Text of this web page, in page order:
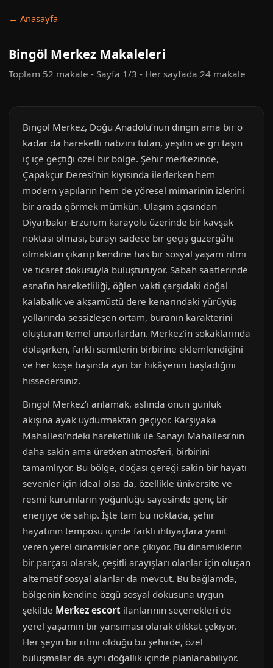
← Anasayfa
Bingöl Merkez Makaleleri
Toplam 52 makale - Sayfa 1/3 - Her sayfada 24 makale
Bingöl Merkez, Doğu Anadolu’nun dingin ama bir o
kadar da hareketli nabzını tutan, yeşilin ve gri taşın
iç içe geçtiği özel bir bölge. Şehir merkezinde,
Çapakçur Deresi’nin kıyısında ilerlerken hem
modern yapıların hem de yöresel mimarinin izlerini
bir arada görmek mümkün. Ulaşım açısından
Diyarbakır-Erzurum karayolu üzerinde bir kavşak
noktası olması, burayı sadece bir geçiş güzergâhı
olmaktan çıkarıp kendine has bir sosyal yaşam ritmi
ve ticaret dokusuyla buluşturuyor. Sabah saatlerinde
esnafın hareketliliği, öğlen vakti çarşıdaki doğal
kalabalık ve akşamüstü dere kenarındaki yürüyüş
yollarında sessizleşen ortam, buranın karakterini
oluşturan temel unsurlardan. Merkez’in sokaklarında
dolaşırken, farklı semtlerin birbirine eklemlendiğini
ve her köşe başında ayrı bir hikâyenin başladığını
hissedersiniz.
Bingöl Merkez’i anlamak, aslında onun günlük
akışına ayak uydurmaktan geçiyor. Karşıyaka
Mahallesi’ndeki hareketlilik ile Sanayi Mahallesi’nin
daha sakin ama üretken atmosferi, birbirini
tamamlıyor. Bu bölge, doğası gereği sakin bir hayatı
sevenler için ideal olsa da, özellikle üniversite ve
resmi kurumların yoğunluğu sayesinde genç bir
enerjiye de sahip. İşte tam bu noktada, şehir
hayatının temposu içinde farklı ihtiyaçlara yanıt
veren yerel dinamikler öne çıkıyor. Bu dinamiklerin
bir parçası olarak, çeşitli arayışları olanlar için oluşan
alternatif sosyal alanlar da mevcut. Bu bağlamda,
bölgenin kendine özgü sosyal dokusuna uygun
şekilde Merkez escort ilanlarının seçenekleri de
yerel yaşamın bir yansıması olarak dikkat çekiyor.
Her şeyin bir ritmi olduğu bu şehirde, özel
buluşmalar da aynı doğallık içinde planlanabiliyor.